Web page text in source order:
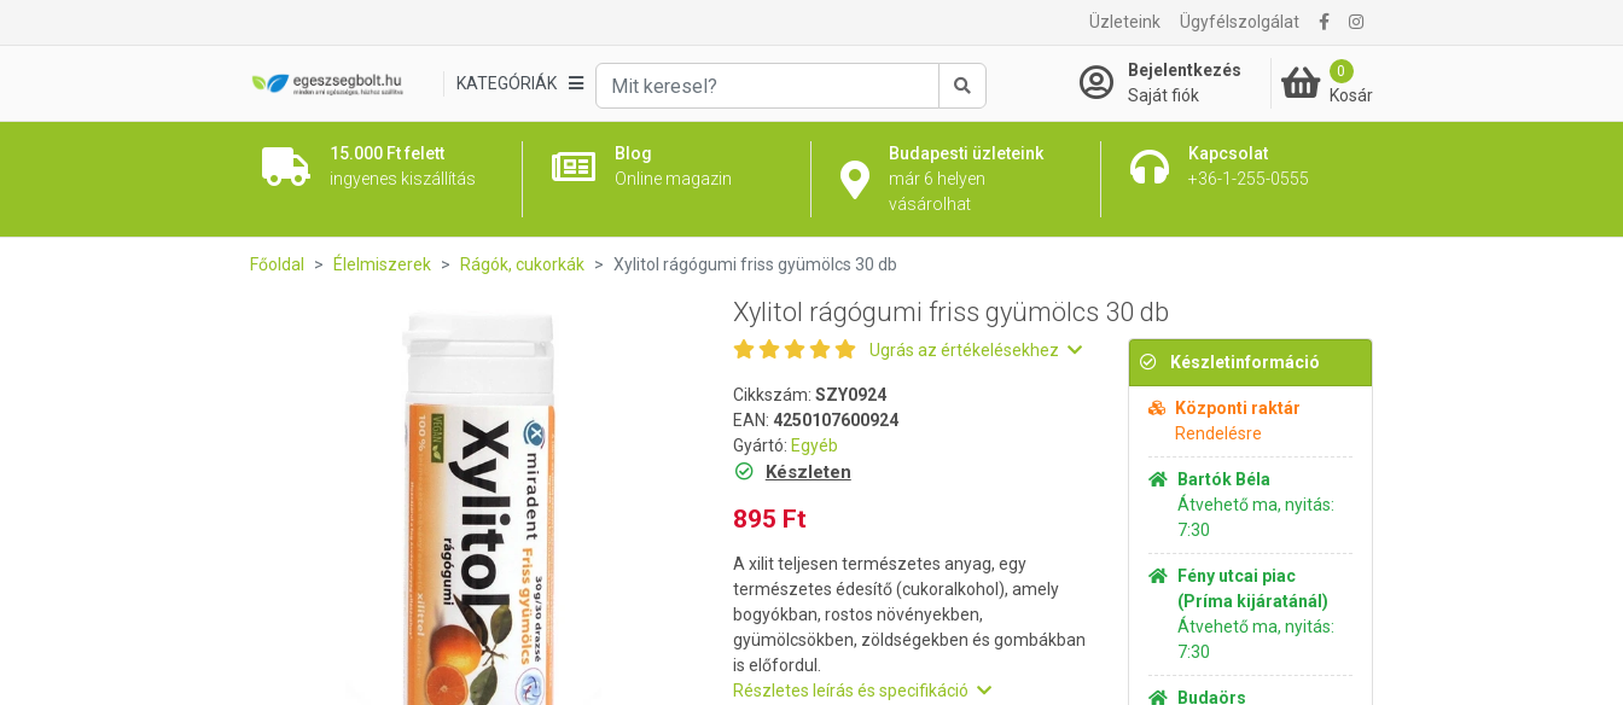
Üzleteink Ügyfélszolgálat
KATEGÓRIÁK
Keresés
Bejelentkezés
Saját fiók
0
Kosár
15.000 Ft felett
ingyenes kiszállítás
Blog
Online magazin
Budapesti üzleteink
már 6 helyen
vásárolhat
Kapcsolat
+36-1-255-0555
895 Ft Kosárba rakom
Főoldal Élelmiszerek Rágók, cukorkák Xylitol rágógumi friss gyümölcs 30 db
Xylitol rágógumi friss gyümölcs 30 db
Ugrás az értékelésekhez
Cikkszám: SZY0924
EAN: 4250107600924
Gyártó: Egyéb
Készleten
895 Ft
A xilit teljesen természetes anyag, egy
természetes édesítő (cukoralkohol), amely
bogyókban, rostos növényekben,
gyümölcsökben, zöldségekben és gombákban
is előfordul.
Részletes leírás és specifikáció
Készletinformáció
Központi raktár
Rendelésre
Bartók Béla
Átvehető ma, nyitás:
7:30
Fény utcai piac
(Príma kijáratánál)
Átvehető ma, nyitás:
7:30
Budaörs